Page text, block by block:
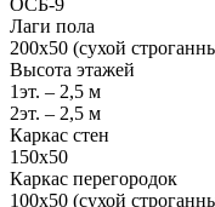
ОСБ-9
Лаги пола
200х50 (сухой
Высота этажей
1эт. – 2,5 м
2эт. – 2,5 м
Каркас стен
150х50
Каркас перегородок
100х50 (сухой